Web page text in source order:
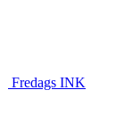
Fredags INK